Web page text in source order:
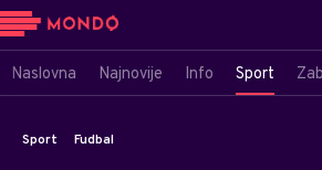
Naslovna Najnovije Info Sport
Sport Fudbal